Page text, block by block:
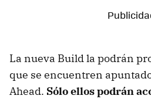
La nueva Build la podrán
que se encuentren
Ahead. Sólo ellos podrán